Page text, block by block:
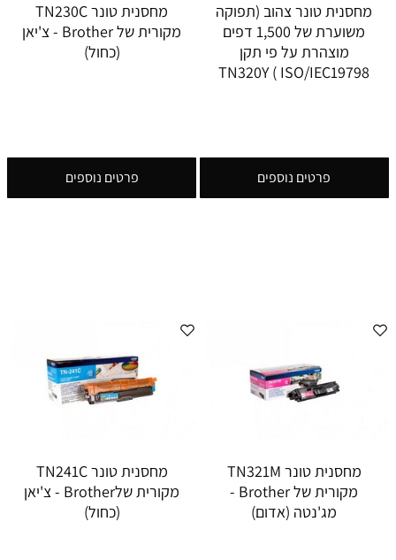
מחסנית טונר צהוב (תפוקה
משוערת של 1,500 דפים
מוצהרת על פי תקן
ISO/IEC19798 ) TN320Y
פרטים נוספים
מחסנית טונר TN230C
מקורית של Brother - צ'יאן
(כחול)
פרטים נוספים
מחסנית טונר TN321M
מקורית של Brother -
מג'נטה (אדום)
מחסנית טונר TN241C
מקורית שלBrother - צ'יאן
(כחול)